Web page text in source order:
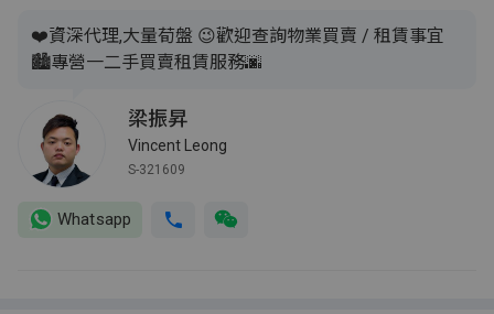
❤️資深代理,大量荀盤 😉歡迎查詢物業買賣 / 租賃事宜
🏙️專營一二手買賣租賃服務🌆
梁振昇
Vincent Leong
S-321609
Whatsapp